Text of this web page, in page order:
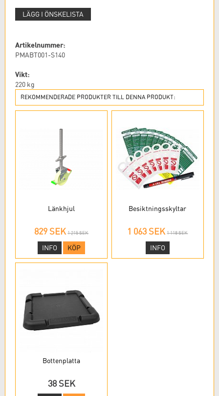
LÄGG I ÖNSKELISTA
Artikelnummer:
PMABT001-S140
Vikt:
220 kg
REKOMMENDERADE PRODUKTER TILL DENNA PRODUKT:
Länkhjul
829 SEK 1 215 SEK
INFO KÖP
Besiktningsskyltar
1 063 SEK 1 118 SEK
INFO
Bottenplatta
38 SEK